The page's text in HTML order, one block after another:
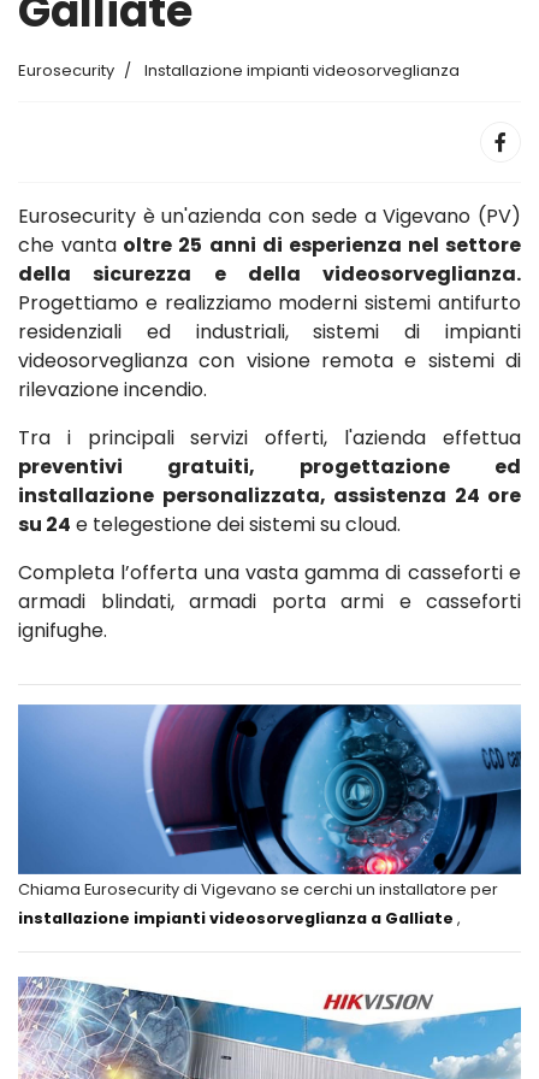
Eurosecurity Installazione impianti videosorveglianza
Eurosecurity è un'azienda con sede a Vigevano (PV)
che vanta oltre 25 anni di esperienza nel settore
della sicurezza e della videosorveglianza.
Progettiamo e realizziamo moderni sistemi antifurto
residenziali ed industriali, sistemi di impianti
videosorveglianza con visione remota e sistemi di
rilevazione incendio.
Tra i principali servizi offerti, l'azienda effettua
preventivi gratuiti, progettazione ed
installazione personalizzata, assistenza 24 ore
su 24 e telegestione dei sistemi su cloud.
Completa l’offerta una vasta gamma di casseforti e
armadi blindati, armadi porta armi e casseforti
ignifughe.
Chiama Eurosecurity di Vigevano se cerchi un installatore per
installazione impianti videosorveglianza a Galliate ,